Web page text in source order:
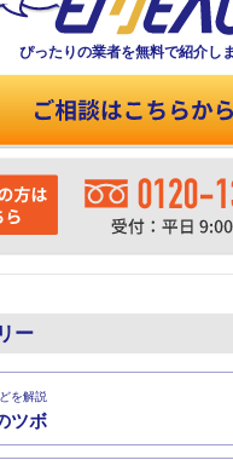
ぴったりの業者を無料で紹介し
ー
を解説
ツボ